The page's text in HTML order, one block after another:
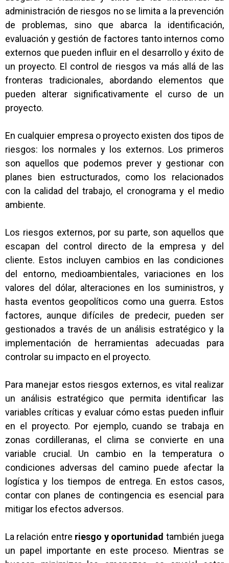
administración de riesgos no se limita a la prevención
de problemas, sino que abarca la identificación,
evaluación y gestión de factores tanto internos como
externos que pueden influir en el desarrollo y éxito de
un proyecto. El control de riesgos va más allá de las
fronteras tradicionales, abordando elementos que
pueden alterar significativamente el curso de un
proyecto.
En cualquier empresa o proyecto existen dos tipos de
riesgos: los normales y los externos. Los primeros
son aquellos que podemos prever y gestionar con
planes bien estructurados, como los relacionados
con la calidad del trabajo, el cronograma y el medio
ambiente.
Los riesgos externos, por su parte, son aquellos que
escapan del control directo de la empresa y del
cliente. Estos incluyen cambios en las condiciones
del entorno, medioambientales, variaciones en los
valores del dólar, alteraciones en los suministros, y
hasta eventos geopolíticos como una guerra. Estos
factores, aunque difíciles de predecir, pueden ser
gestionados a través de un análisis estratégico y la
implementación de herramientas adecuadas para
controlar su impacto en el proyecto.
Para manejar estos riesgos externos, es vital realizar
un análisis estratégico que permita identificar las
variables críticas y evaluar cómo estas pueden influir
en el proyecto. Por ejemplo, cuando se trabaja en
zonas cordilleranas, el clima se convierte en una
variable crucial. Un cambio en la temperatura o
condiciones adversas del camino puede afectar la
logística y los tiempos de entrega. En estos casos,
contar con planes de contingencia es esencial para
mitigar los efectos adversos.
La relación entre riesgo y oportunidad también juega
un papel importante en este proceso. Mientras se